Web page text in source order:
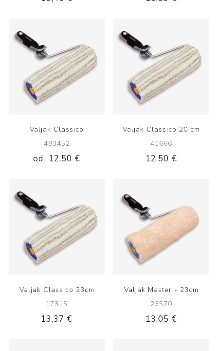
Valjak Classico
483452
od 12,50 €
Valjak Classico 20 cm
41666
12,50 €
Valjak Classico 23cm
17315
13,37 €
Valjak Master - 23cm
23570
13,05 €